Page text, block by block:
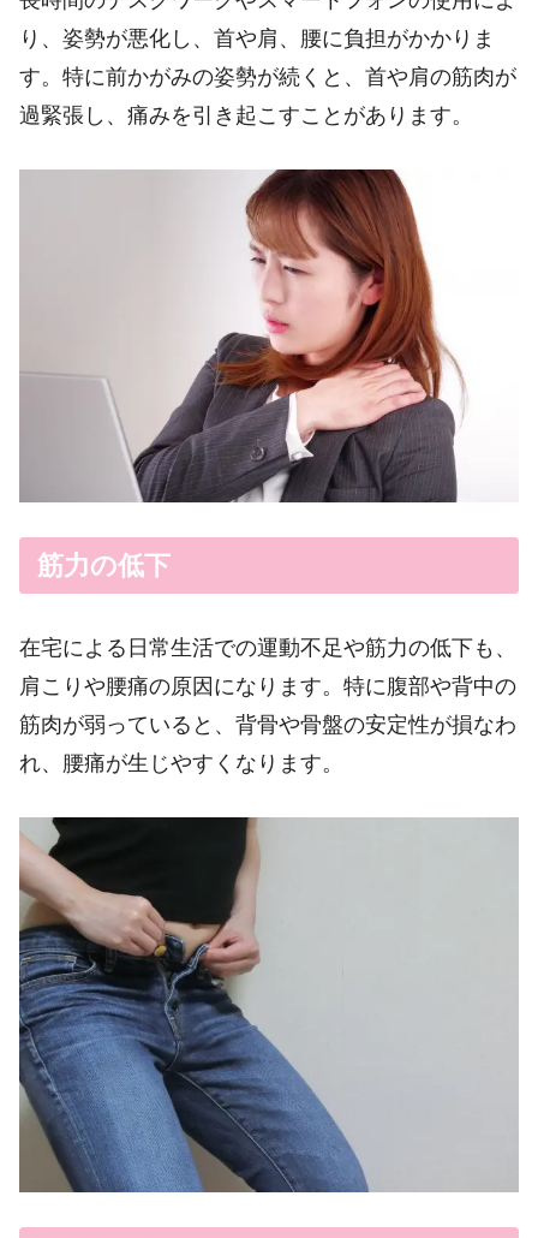
り、姿勢が悪化し、首や肩、腰に負担がかかりま
す。特に前かがみの姿勢が続くと、首や肩の筋肉が
過緊張し、痛みを引き起こすことがあります。
筋力の低下
在宅による日常生活での運動不足や筋力の低下も、
肩こりや腰痛の原因になります。特に腹部や背中の
筋肉が弱っていると、背骨や骨盤の安定性が損なわ
れ、腰痛が生じやすくなります。